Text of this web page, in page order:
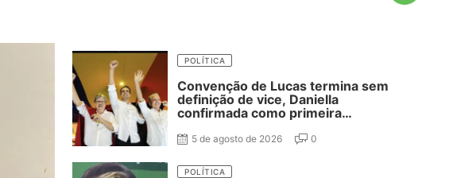
POLÍTICA
Convenção de Lucas termina sem
definição de vice, Daniella
confirmada como primeira
Adriano Galdino
5 de agosto de 2026 0
POLÍTICA